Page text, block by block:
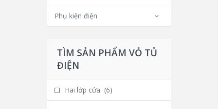
Phụ kiện điện
TÌM SẢN PHẨM VỎ TỦ
ĐIỆN
Hai lớp cửa (6)